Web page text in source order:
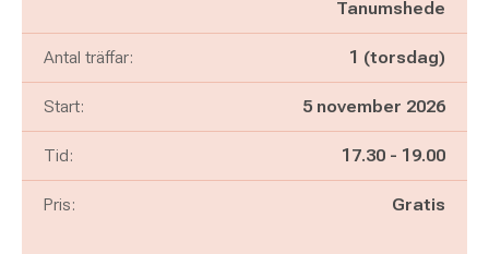
Tanumshede
Antal träffar: 1 (torsdag)
Start: 5 november 2026
Tid: Pågår mellan
17.30 - och
19.00
Pris: Gratis